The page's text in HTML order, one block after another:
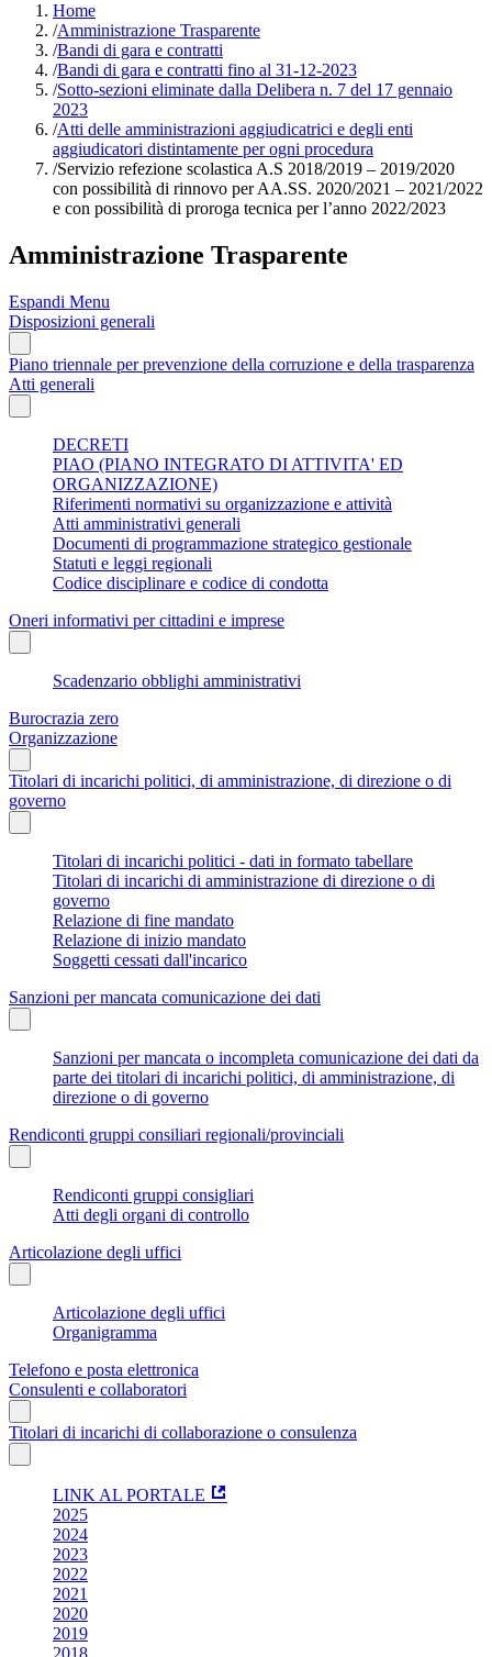
Home
/Amministrazione Trasparente
/Bandi di gara e contratti
/Bandi di gara e contratti fino al 31-12-2023
/Sotto-sezioni eliminate dalla Delibera n. 7 del 17 gennaio
2023
/Atti delle amministrazioni aggiudicatrici e degli enti
aggiudicatori distintamente per ogni procedura
/Servizio refezione scolastica A.S 2018/2019 – 2019/2020
con possibilità di rinnovo per AA.SS. 2020/2021 – 2021/2022
e con possibilità di proroga tecnica per l’anno 2022/2023
Amministrazione Trasparente
Espandi Menu
Disposizioni generali
Piano triennale per prevenzione della corruzione e della trasparenza
Atti generali
DECRETI
PIAO (PIANO INTEGRATO DI ATTIVITA' ED
ORGANIZZAZIONE)
Riferimenti normativi su organizzazione e attività
Atti amministrativi generali
Documenti di programmazione strategico gestionale
Statuti e leggi regionali
Codice disciplinare e codice di condotta
Oneri informativi per cittadini e imprese
Scadenzario obblighi amministrativi
Burocrazia zero
Organizzazione
Titolari di incarichi politici, di amministrazione, di direzione o di
governo
Titolari di incarichi politici - dati in formato tabellare
Titolari di incarichi di amministrazione di direzione o di
governo
Relazione di fine mandato
Relazione di inizio mandato
Soggetti cessati dall'incarico
Sanzioni per mancata comunicazione dei dati
Sanzioni per mancata o incompleta comunicazione dei dati da
parte dei titolari di incarichi politici, di amministrazione, di
direzione o di governo
Rendiconti gruppi consiliari regionali/provinciali
Rendiconti gruppi consigliari
Atti degli organi di controllo
Articolazione degli uffici
Articolazione degli uffici
Organigramma
Telefono e posta elettronica
Consulenti e collaboratori
Titolari di incarichi di collaborazione o consulenza
LINK AL PORTALE
2025
2024
2023
2022
2021
2020
2019
2018